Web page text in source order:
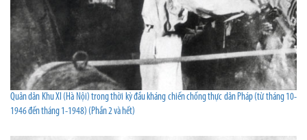
Quân dân Khu XI (Hà Nội) trong thời kỳ đầu kháng chiến chống thực dân Pháp (từ tháng 10-
1946 đến tháng 1-1948) (Phần 2 và hết)